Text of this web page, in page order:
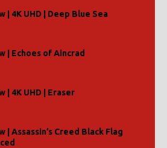
| 4K UHD | Deep Blue Sea
| Echoes of Aincrad
| 4K UHD | Eraser
| Assassin’s Creed Black Flag